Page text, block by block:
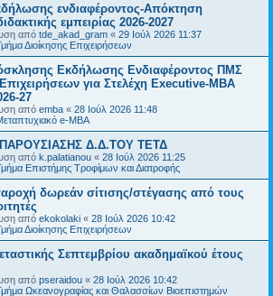
ενδιαφέροντος-Απόκτηση
εμπειρίας 2026-2027
από tde_akad_gram « 29 Ιούλ 2026 11:37
Διοίκησης Επιχειρήσεων
Εκδήλωσης Ενδιαφέροντος ΠΜΣ
για Στελέχη Executive-MBΑ
27
από emba « 28 Ιούλ 2026 11:48
e-MBA
Δ.Δ.ΤΟΥ ΤΕΤΔ
από k.palatianou « 28 Ιούλ 2026 11:25
Επιστήμης Τροφίμων και Διατροφής
δωρεάν σίτισης/στέγασης από τους
από ekokolaki « 28 Ιούλ 2026 10:42
Διοίκησης Επιχειρήσεων
Σεπτεμβρίου ακαδημαϊκού έτους
από pseraidou « 28 Ιούλ 2026 10:42
Ωκεανογραφίας και Θαλασσίων Βιοεπιστημών